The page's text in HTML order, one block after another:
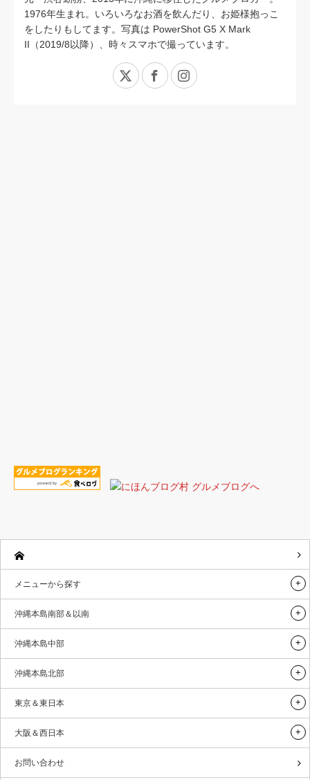
1976年生まれ。いろいろなお酒を飲んだり、お姫様抱っこ
をしたりもしてます。写真は PowerShot G5 X Mark
II（2019/8以降）、時々スマホで撮っています。
X FacebookInstagram
メニューから探す
沖縄本島南部＆以南
沖縄本島中部
沖縄本島北部
東京＆東日本
大阪＆西日本
お問い合わせ